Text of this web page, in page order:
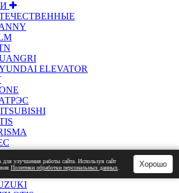
ELEVATOR
SIGMA
улучшения работы сайта. Используя сайт
Политики обработки персональных данных Хорошо